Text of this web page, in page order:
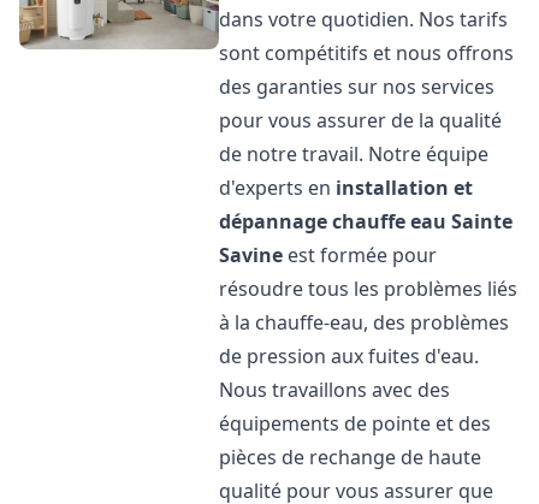
dans votre quotidien. Nos tarifs
sont compétitifs et nous offrons
des garanties sur nos services
pour vous assurer de la qualité
de notre travail. Notre équipe
d'experts en installation et
dépannage chauffe eau Sainte
Savine est formée pour
résoudre tous les problèmes liés
à la chauffe-eau, des problèmes
de pression aux fuites d'eau.
Nous travaillons avec des
équipements de pointe et des
pièces de rechange de haute
qualité pour vous assurer que